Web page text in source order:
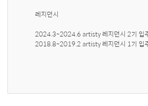
레지던시
2024.3~2024.6 artisty 레지던시 2기 입
2018.8~2019.2 artisty 레지던시 1기 입